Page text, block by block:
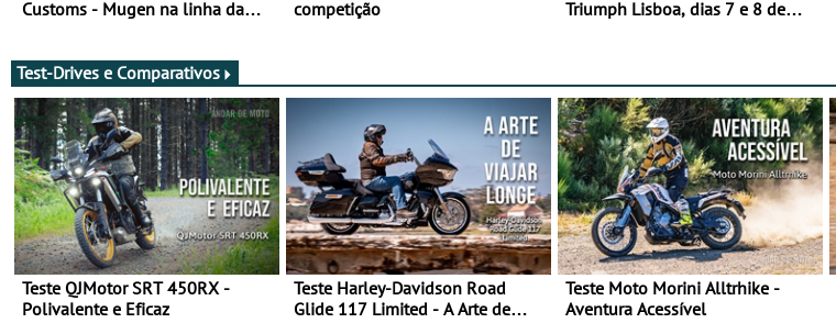
Customs - Mugen na linha da
competição
Triumph Lisboa, dias 7 e 8 de
Test-Drives e Comparativos
Teste QJMotor SRT 450RX -
Polivalente e Eficaz
Teste Harley-Davidson Road
Glide 117 Limited - A Arte de
Teste Moto Morini Alltrhike -
Aventura Acessível